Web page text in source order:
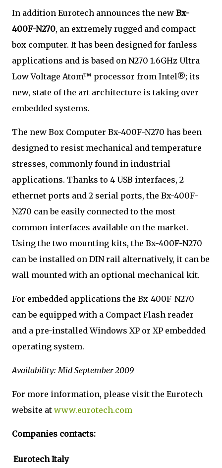
In addition Eurotech announces the new Bx-
400F-N270, an extremely rugged and compact
box computer. It has been designed for fanless
applications and is based on N270 1.6GHz Ultra
Low Voltage Atom™ processor from Intel®; its
new, state of the art architecture is taking over
embedded systems.
The new Box Computer Bx-400F-N270 has been
designed to resist mechanical and temperature
stresses, commonly found in industrial
applications. Thanks to 4 USB interfaces, 2
ethernet ports and 2 serial ports, the Bx-400F-
N270 can be easily connected to the most
common interfaces available on the market.
Using the two mounting kits, the Bx-400F-N270
can be installed on DIN rail alternatively, it can be
wall mounted with an optional mechanical kit.
For embedded applications the Bx-400F-N270
can be equipped with a Compact Flash reader
and a pre-installed Windows XP or XP embedded
operating system.
Availability: Mid September 2009
For more information, please visit the Eurotech
website at www.eurotech.com
Companies contacts:
Eurotech Italy